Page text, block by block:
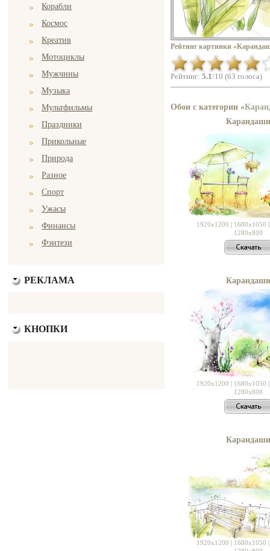
Корабли
Космос
Креатив
Мотоциклы
Мужчины
Музыка
Мультфильмы
Праздники
Прикольные
Природа
Разное
Спорт
Ужасы
Финансы
Фэнтези
РЕКЛАМА
КНОПКИ
Рейтинг картинки
Рейтинг: 5.1/10 (63 голоса)
Обои с категории «
Карандаши
1920x1200 | 1680x1050
1280x800
Карандаши
1920x1200 | 1680x1050
1280x800
Карандаши
1920x1200 | 1680x1050